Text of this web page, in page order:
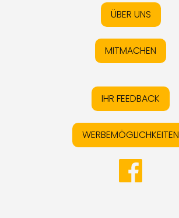
ÜBER UNS
MITMACHEN
IHR FEEDBACK
WERBEMÖGLICHKEITEN